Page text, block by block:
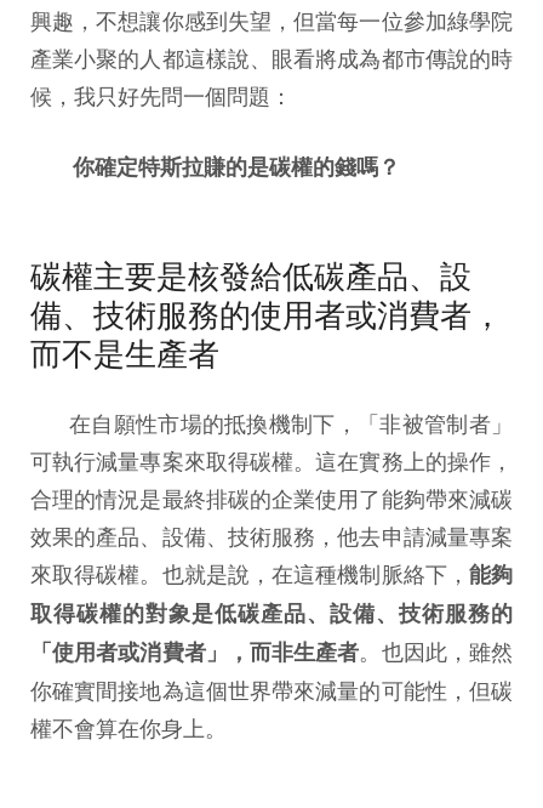
興趣，不想讓你感到失望，但當每一位參加綠學院
產業小聚的人都這樣說、眼看將成為都市傳說的時
候，我只好先問一個問題：
你確定特斯拉賺的是碳權的錢嗎？
碳權主要是核發給低碳產品、設
備、技術服務的使用者或消費者，
而不是生產者
在自願性市場的抵換機制下，「非被管制者」
可執行減量專案來取得碳權。這在實務上的操作，
合理的情況是最終排碳的企業使用了能夠帶來減碳
效果的產品、設備、技術服務，他去申請減量專案
來取得碳權。也就是說，在這種機制脈絡下， 能夠
取得碳權的對象是低碳產品、設備、技術服務的
「使用者或消費者」，而非生產者。也因此，雖然
你確實間接地為這個世界帶來減量的可能性，但碳
權不會算在你身上。